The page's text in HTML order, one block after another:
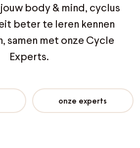
body & mind, cyclus
beter te leren kennen
samen met onze Cycle
Experts.
onze experts